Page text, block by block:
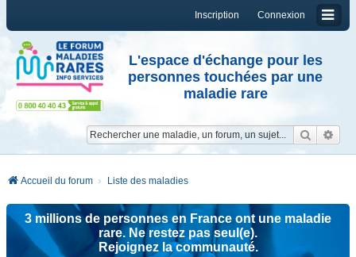
Connexion
Inscription
L'espace d'échange pour les
personnes touchées par une
maladie rare
Accueil du forum Liste des maladies
3 millions de personnes en France ont une maladie
rare. Ne restez pas seul(e).
Rejoignez la communauté.